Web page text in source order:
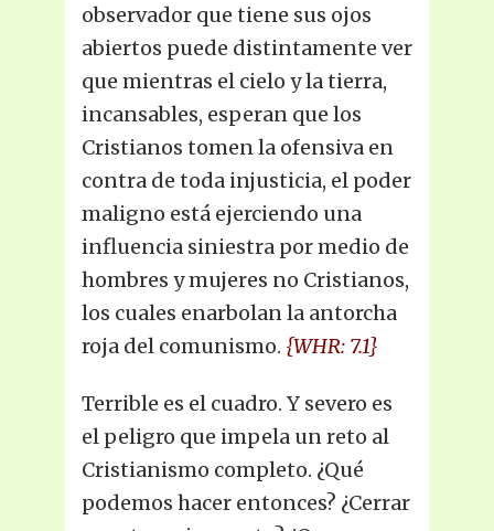
observador que tiene sus ojos
abiertos puede distintamente ver
que mientras el cielo y la tierra,
incansables, esperan que los
Cristianos tomen la ofensiva en
contra de toda injusticia, el poder
maligno está ejerciendo una
influencia siniestra por medio de
hombres y mujeres no Cristianos,
los cuales enarbolan la antorcha
roja del comunismo. {WHR: 7.1}
Terrible es el cuadro. Y severo es
el peligro que impela un reto al
Cristianismo completo. ¿Qué
podemos hacer entonces? ¿Cerrar